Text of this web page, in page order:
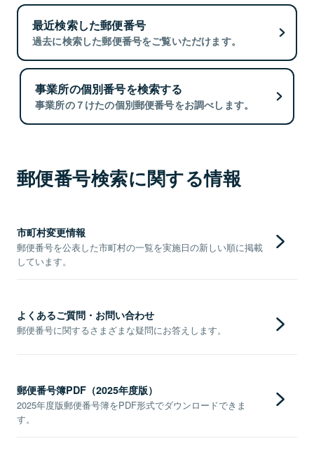
最近検索した郵便番号
過去に検索した郵便番号をご覧いただけます。
事業所の個別番号を検索する
事業所の７けたの個別郵便番号をお調べします。
郵便番号検索に関する情報
市町村変更情報
郵便番号を公表した市町村の一覧を実施日の新しい順に掲載
しています。
よくあるご質問・お問い合わせ
郵便番号に関するさまざまな疑問にお答えします。
郵便番号簿PDF（2025年度版）
2025年度版郵便番号簿をPDF形式でダウンロードできま
す。